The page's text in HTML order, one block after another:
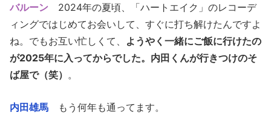
バルーン 2024年の夏頃、「ハートエイク」のレコーデ
ィングではじめてお会いして、すぐに打ち解けたんですよ
ね。でもお互い忙しくて、 ようやく一緒にご飯に行けたの
が2025年に入ってからでした。内田くんが行きつけのそ
ば屋で（笑） 。
内田雄馬 もう何年も通ってます。